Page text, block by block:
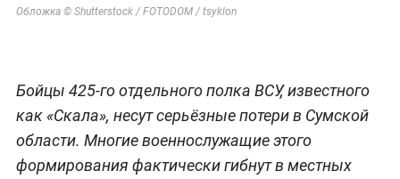
Обложка © Shutterstock / FOTODOM / tsyklon
Бойцы 425-го отдельного полка ВСУ, известного
как «Скала», несут серьёзные потери в Сумской
области. Многие военнослужащие этого
формирования фактически гибнут в местных